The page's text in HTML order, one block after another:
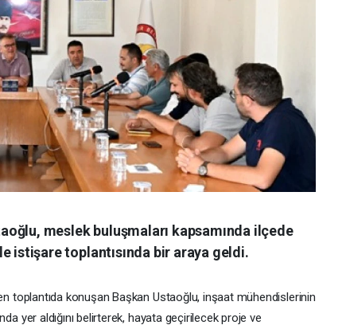
meslek buluşmaları kapsamında ilçede
istişare toplantısında bir araya geldi.
toplantıda konuşan Başkan Ustaoğlu, inşaat mühendislerinin
yer aldığını belirterek, hayata geçirilecek proje ve